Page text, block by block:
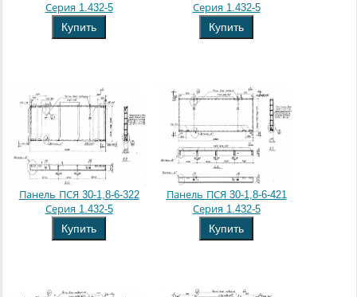
Серия 1.432-5
Купить
Серия 1.432-5
Купить
Панель ПСЯ 30-1,8-6-322
Серия 1.432-5
Купить
Панель ПСЯ 30-1,8-6-421
Серия 1.432-5
Купить